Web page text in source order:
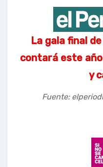
La gala final
contará este
y
Fuente: